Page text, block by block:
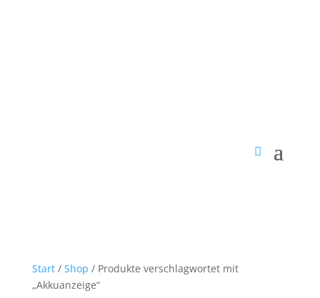
Start/ Shop / Produkte verschlagwortet mit
„Akkuanzeige“